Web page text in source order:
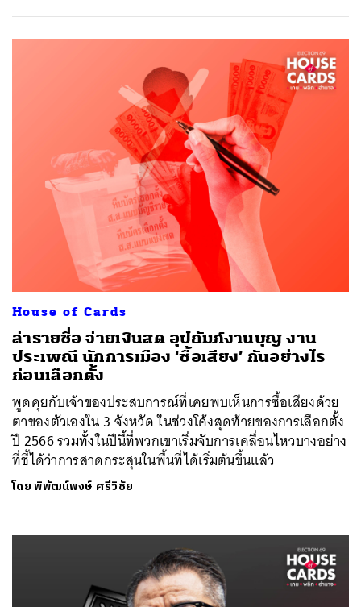
House of Cards
ล่ารายชื่อ จ่ายเงินสด อุปถัมภ์งานบุญ งาน
ประเพณี นักการเมือง ‘ซื้อเสียง’ กันอย่างไร
ก่อนเลือกตั้ง
พูดคุยกับเจ้าของประสบการณ์ที่เคยพบเห็นการซื้อเสียงด้วย
ตาของตัวเองใน 3 จังหวัด ในช่วงโค้งสุดท้ายของการเลือกตั้ง
ปี 2566 รวมทั้งในปีนี้ที่พวกเขาเริ่มจับการเคลื่อนไหวบางอย่าง
ที่ชี้ได้ว่าการสาดกระสุนในพื้นที่ได้เริ่มต้นขึ้นแล้ว
โดยพิพัฒน์พงษ์ ศรีวิชัย